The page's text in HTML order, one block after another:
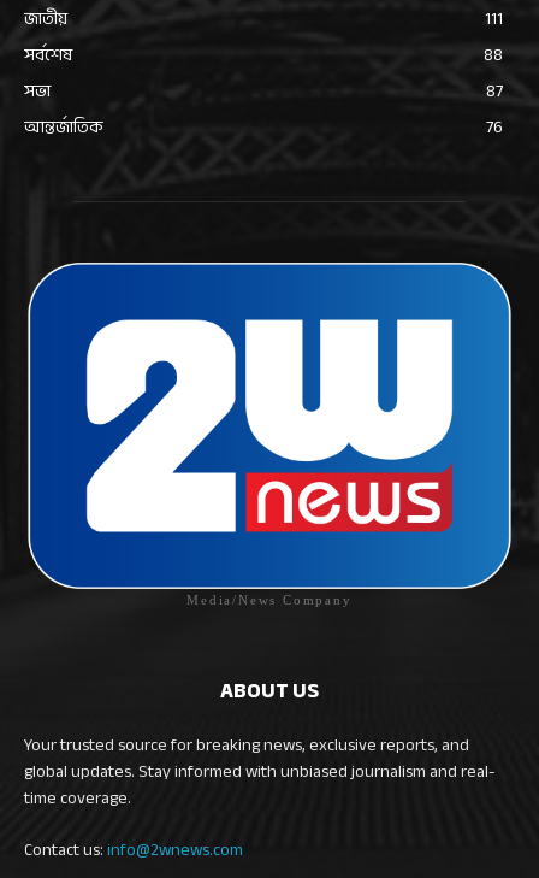
জাতীয়
111
সর্বশেষ
88
সভা
87
আন্তর্জাতিক
76
Media/News Company
ABOUT US
Your trusted source for breaking news, exclusive reports, and
global updates. Stay informed with unbiased journalism and real-
time coverage.
Contact us:info@2wnews.com